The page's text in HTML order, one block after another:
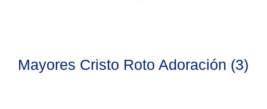
Mayores Cristo Roto Adoración (3)